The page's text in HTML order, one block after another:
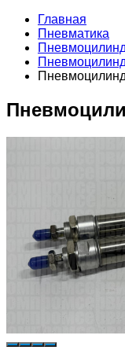
Главная
Пневматика